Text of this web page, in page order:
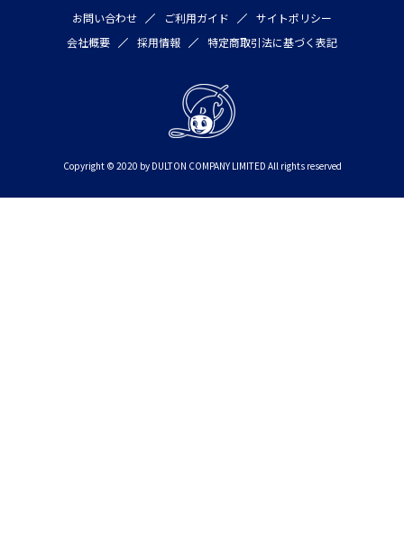
お問い合わせ ご利用ガイド
サイトポリシー
会社概要
採用情報 特定商取引法に基づく表記
Copyright © 2020 by DULTON COMPANY LIMITED All rights reserved